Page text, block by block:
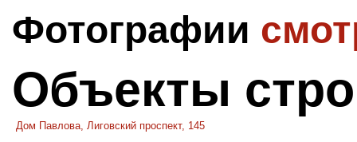
Фотографии
Объекты
Дом Павлова, Лиговский проспект, 145